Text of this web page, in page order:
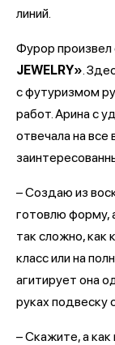
линий.
Фурор произвел
JEWELRY».
с футуризмом
работ. Арина с
отвечала на
– Создаю из
готовлю форму,
так сложно, как
класс или на
агитирует она
руках подвеску
– Скажите, а